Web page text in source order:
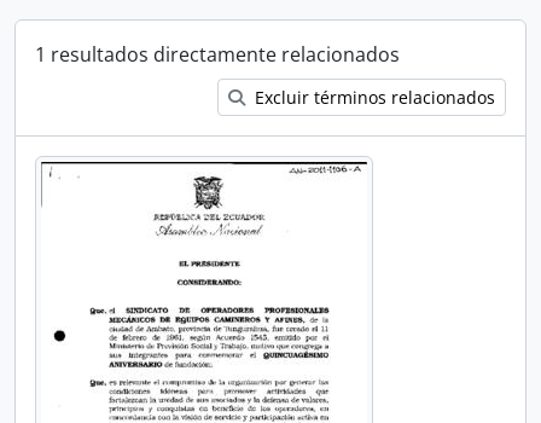
1 resultados directamente relacionados
Excluir términos relacionados